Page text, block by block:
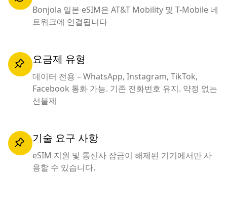
Bonjola 일본 eSIM은 AT&T Mobility 및 T-Mobile 네
트워크에 연결됩니다
요금제 유형
데이터 전용 – WhatsApp, Instagram, TikTok,
Facebook 통화 가능. 기존 전화번호 유지. 약정 없는
선불제
기술 요구 사항
eSIM 지원 및 통신사 잠금이 해제된 기기에서만 사
용할 수 있습니다.